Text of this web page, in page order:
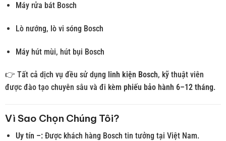
Máy rửa bát Bosch
Lò nướng, lò vi sóng Bosch
Máy hút mùi, hút bụi Bosch
👉 Tất cả dịch vụ đều sử dụng linh kiện Bosch, kỹ thuật viên
được đào tạo chuyên sâu và đi kèm phiếu bảo hành 6–12 tháng.
Vì Sao Chọn Chúng Tôi?
Uy tín –:Được khách hàng Bosch tin tưởng tại Việt Nam.